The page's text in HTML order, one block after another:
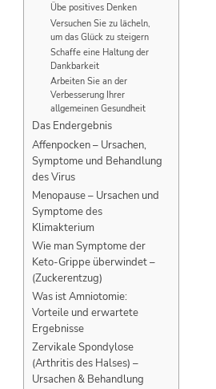
Übe positives Denken
Versuchen Sie zu lächeln,
um das Glück zu steigern
Schaffe eine Haltung der
Dankbarkeit
Arbeiten Sie an der
Verbesserung Ihrer
allgemeinen Gesundheit
Das Endergebnis
Affenpocken – Ursachen,
Symptome und Behandlung
des Virus
Menopause – Ursachen und
Symptome des
Klimakterium
Wie man Symptome der
Keto-Grippe überwindet –
(Zuckerentzug)
Was ist Amniotomie:
Vorteile und erwartete
Ergebnisse
Zervikale Spondylose
(Arthritis des Halses) –
Ursachen & Behandlung